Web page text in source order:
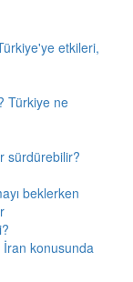
etkileri,
Türkiye ne
sürdürebilir?
beklerken
İran konusunda